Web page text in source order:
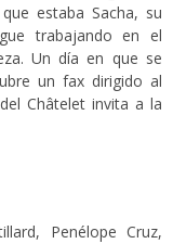
estaba Sacha, su
trabajando en el
Un día en que se
un fax dirigido al
Châtelet invita a la
Penélope Cruz,